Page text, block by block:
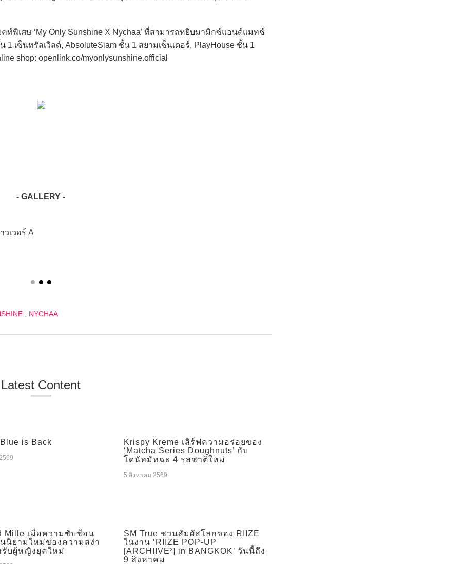
เศษ ‘My Only Sunshine X Nychaa’ ที่สามารถหยิบมามิกซ์แอนด์แมทช์
เซ็นทรัลเวิลด์, AbsoluteSiam ชั้น 1 สยามเซ็นเตอร์, PlayHouse ชั้น 1
shop: openlink.co/myonlysunshine.official
- GALLERY -
เวอร์ A
NYCHAA
Latest Content
is Back
Krispy Kreme เสิร์ฟความอร่อยของ
‘Matcha Series Doughnuts’ กับ
โดนัทมัทฉะ 4 รสชาติใหม่
5 สิงหาคม 2569
Mille เมื่อความซับซ้อน
นนิยามใหม่ของความสง่า
รับผู้หญิงยุคใหม่
SM True ชวนสัมผัสโลกของ RIIZE
ในงาน ‘RIIZE POP-UP
[ARCHIIVE²] in BANGKOK’ วันนี้ถึง
9 สิงหาคม